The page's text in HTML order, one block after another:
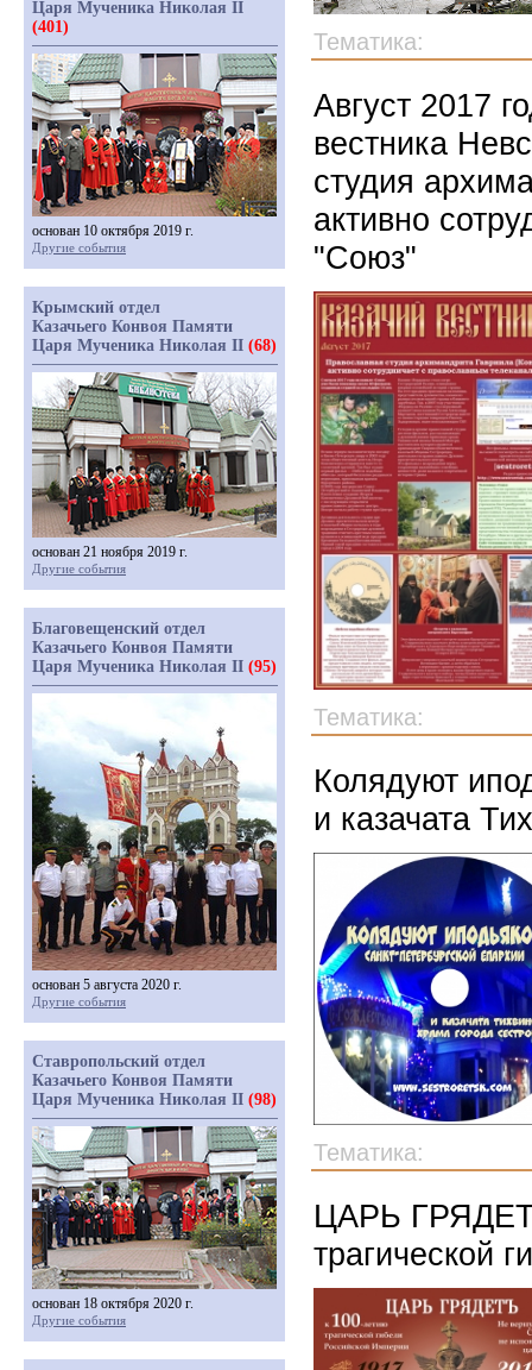
Тематика:
Август 2017
вестника
студия
активно
"Союз"
Тематика:
Колядуют
и казачата
Тематика:
ЦАРЬ
трагической
Царя Мученика Николая II
(401)
основан 10 октября 2019 г.
Другие события
Крымский отдел
Казачьего Конвоя Памяти
Царя Мученика Николая II (68)
основан 21 ноября 2019 г.
Другие события
Благовещенский отдел
Казачьего Конвоя Памяти
Царя Мученика Николая II (95)
основан 5 августа 2020 г.
Другие события
Ставропольский отдел
Казачьего Конвоя Памяти
Царя Мученика Николая II (98)
основан 18 октября 2020 г.
Другие события